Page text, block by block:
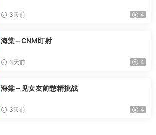
3天前 4
海棠 – CNM盯射
3天前 4
海棠 – 见女友前憋精挑战
3天前 4